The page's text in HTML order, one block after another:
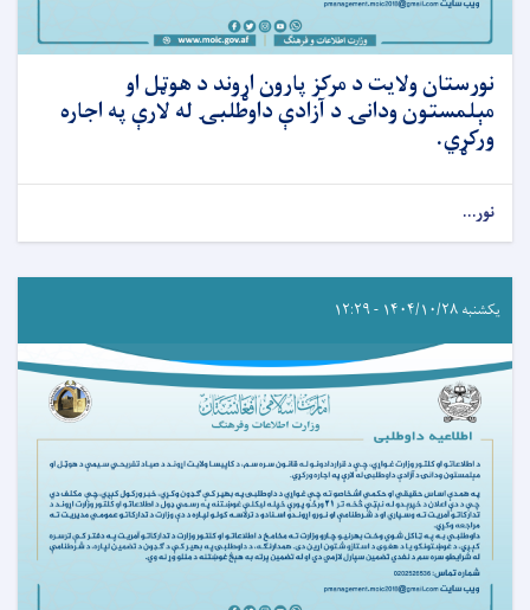
نورستان ولایت د مرکز پارون اړوند د هوټل او
مېلمستون ودانۍ د آزادې داوطلبۍ له لارې په اجاره
ورکړي.
نور...
یکشنبه ۱۴۰۴/۱۰/۲۸ - ۱۲:۲۹